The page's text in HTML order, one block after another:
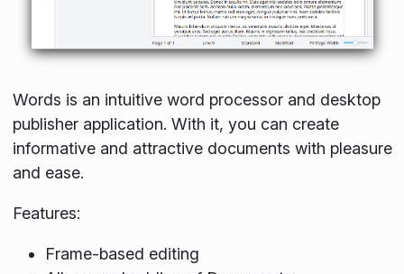
Words is an intuitive word processor and desktop
publisher application. With it, you can create
informative and attractive documents with pleasure
and ease.
Features:
Frame-based editing